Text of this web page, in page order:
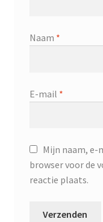
Naam *
E-mail *
Mijn naam, e-
browser voor de
reactie plaats.